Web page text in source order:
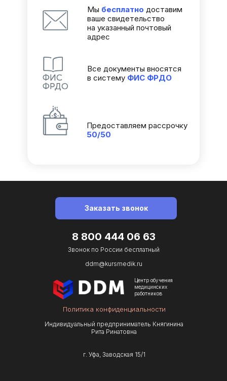
Все документы вносятся
в систему ФИС ФРДО
Мы бесплатно доставим
ваше свидетельство
на указанный почтовый
адрес
Предоставляем рассрочку
50/50
8 800 444 06 63
Звонок по Роcсии бесплатный
Центр обучения
медицинских
работников
Политика конфиденциальности
ddm@kursmedik.ru
Индивидуальный предприниматель Княгинина
Рита Ринатовна
г. Уфа, Заводская 15/1
Заказать звонок